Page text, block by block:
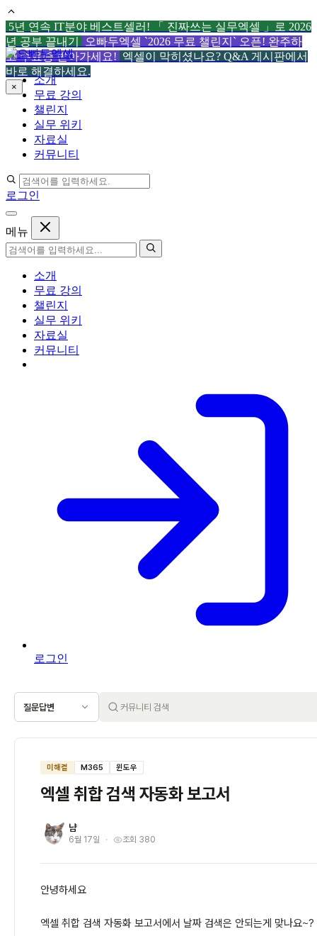
5년 연속 IT분야 베스트셀러! 「 진짜쓰는 실무엑셀 」로 2026
년 공부 끝내기
오빠두엑셀 `2026 무료 챌린지` 오픈! 완주하
고 수료증 받아가세요! 엑셀이 막히셨나요? Q&A 게시판에서
바로 해결하세요.
×
컨
텐
츠
로
소개
무료 강의
챌린지
실무 위키
자료실
커뮤니티
로그인
메뉴
소개
무료 강의
챌린지
실무 위키
자료실
커뮤니티
로그인
질문답변
미해결 M365 윈도우
엑셀 취합 검색 자동화 보고서
냠 냠
6월 17일 조회 380
안녕하세요
엑셀 취합 검색 자동화 보고서에서 날짜 검색은 안되는게 맞나요~?